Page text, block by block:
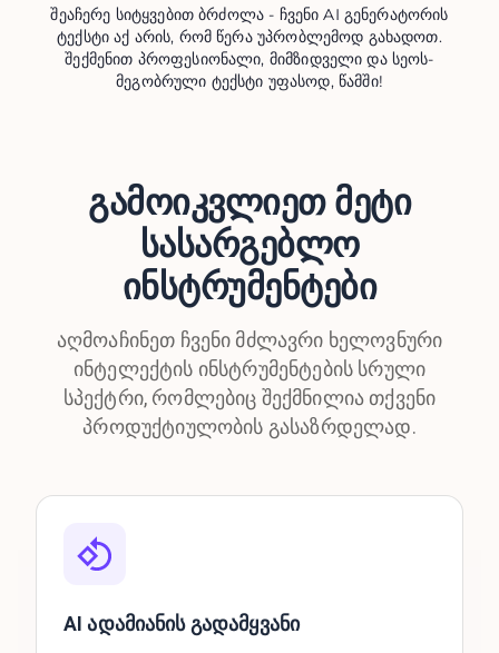
შეაჩერე სიტყვებით ბრძოლა - ჩვენი AI გენერატორის
ტექსტი აქ არის, რომ წერა უპრობლემოდ გახადოთ.
შექმენით პროფესიონალი, მიმზიდველი და სეოს-
მეგობრული ტექსტი უფასოდ, წამში!
გამოიკვლიეთ მეტი
სასარგებლო
ინსტრუმენტები
აღმოაჩინეთ ჩვენი მძლავრი ხელოვნური
ინტელექტის ინსტრუმენტების სრული
სპექტრი, რომლებიც შექმნილია თქვენი
პროდუქტიულობის გასაზრდელად.
AI ადამიანის გადამყვანი